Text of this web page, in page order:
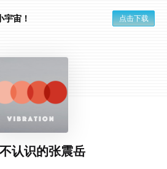
宇宙！ 点击下载
认识的张震岳